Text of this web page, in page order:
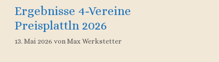
Ergebnisse 4-Vereine
Preisplattln 2026
13. Mai 2026 von Max Werkstetter